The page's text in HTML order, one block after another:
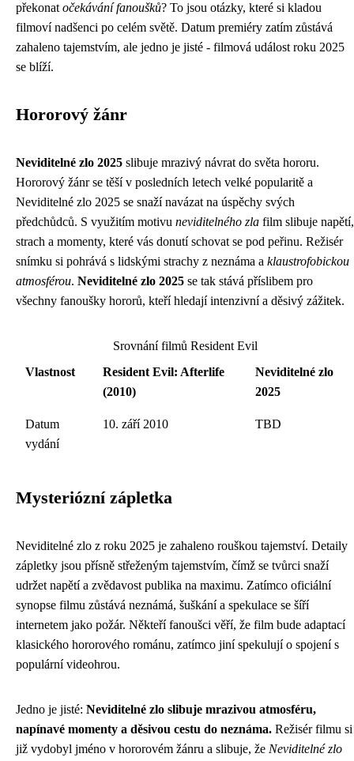
překonat očekávání fanoušků? To jsou otázky, které si kladou
filmoví nadšenci po celém světě. Datum premiéry zatím zůstává
zahaleno tajemstvím, ale jedno je jisté - filmová událost roku 2025
se blíží.
Hororový žánr
Neviditelné zlo 2025 slibuje mrazivý návrat do světa hororu.
Hororový žánr se těší v posledních letech velké popularitě a
Neviditelné zlo 2025 se snaží navázat na úspěchy svých
předchůdců. S využitím motivu neviditelného zla film slibuje napětí,
strach a momenty, které vás donutí schovat se pod peřinu. Režisér
snímku si pohrává s lidskými strachy z neznáma a klaustrofobickou
atmosférou. Neviditelné zlo 2025 se tak stává příslibem pro
všechny fanoušky hororů, kteří hledají intenzivní a děsivý zážitek.
Srovnání filmů Resident Evil
Vlastnost
Resident Evil: Afterlife
(2010)
Neviditelné zlo
2025
Datum
vydání
10. září 2010 TBD
Mysteriózní zápletka
Neviditelné zlo z roku 2025 je zahaleno rouškou tajemství. Detaily
zápletky jsou přísně střeženým tajemstvím, čímž se tvůrci snaží
udržet napětí a zvědavost publika na maximu. Zatímco oficiální
synopse filmu zůstává neznámá, šuškání a spekulace se šíří
internetem jako požár. Někteří fanoušci věří, že film bude adaptací
klasického hororového románu, zatímco jiní spekulují o spojení s
populární videohrou.
Jedno je jisté: Neviditelné zlo slibuje mrazivou atmosféru,
napínavé momenty a děsivou cestu do neznáma. Režisér filmu si
již vydobyl jméno v hororovém žánru a slibuje, že Neviditelné zlo